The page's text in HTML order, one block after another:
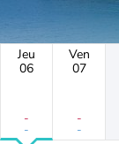
Jeu
06
-
-
Ven
07
-
-